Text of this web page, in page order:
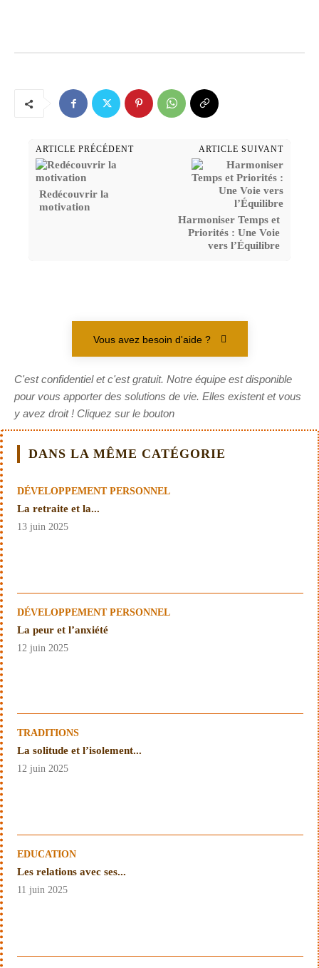
ARTICLE PRÉCÉDENT
Redécouvrir la
motivation
ARTICLE SUIVANT
Harmoniser Temps et
Priorités : Une Voie
vers l’Équilibre
Vous avez besoin d'aide ?
C'est confidentiel et c'est gratuit. Notre équipe est disponible
pour vous apporter des solutions de vie. Elles existent et vous
y avez droit ! Cliquez sur le bouton
DANS LA MÊME CATÉGORIE
DÉVELOPPEMENT PERSONNEL
La retraite et la...
13 juin 2025
DÉVELOPPEMENT PERSONNEL
La peur et l’anxiété
12 juin 2025
TRADITIONS
La solitude et l’isolement...
12 juin 2025
EDUCATION
Les relations avec ses...
11 juin 2025